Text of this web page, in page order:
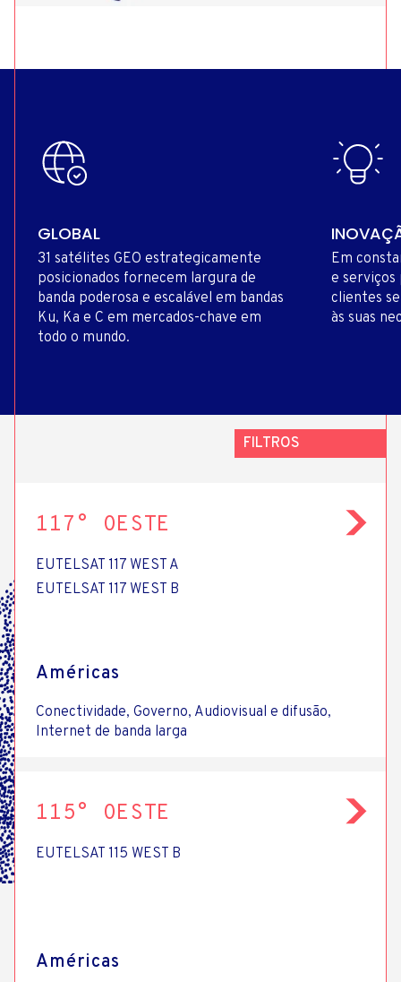
GLOBAL
31 satélites GEO estrategicamente
posicionados fornecem largura de
banda poderosa e escalável em bandas
Ku, Ka e C em mercados-chave em
todo o mundo.
Em
e serviços
clientes
às suas
FILTROS
REGIÃO
SERVIÇOS
SATÉLITE
117° OESTE
EUTELSAT 117 WEST A
EUTELSAT 117 WEST B
Américas
Conectividade, Governo, Audiovisual e difusão,
Internet de banda larga
115° OESTE
EUTELSAT 115 WEST B
Américas